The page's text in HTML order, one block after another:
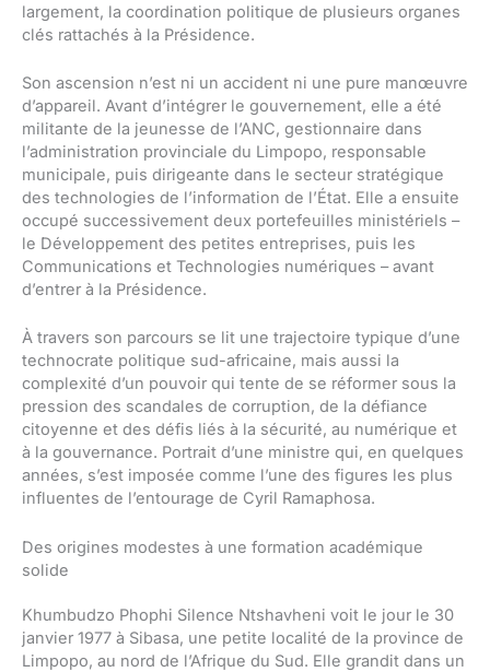
largement, la coordination politique de plusieurs organes
clés rattachés à la Présidence.
Son ascension n’est ni un accident ni une pure manœuvre
d’appareil. Avant d’intégrer le gouvernement, elle a été
militante de la jeunesse de l’ANC, gestionnaire dans
l’administration provinciale du Limpopo, responsable
municipale, puis dirigeante dans le secteur stratégique
des technologies de l’information de l’État. Elle a ensuite
occupé successivement deux portefeuilles ministériels –
le Développement des petites entreprises, puis les
Communications et Technologies numériques – avant
d’entrer à la Présidence.
À travers son parcours se lit une trajectoire typique d’une
technocrate politique sud-africaine, mais aussi la
complexité d’un pouvoir qui tente de se réformer sous la
pression des scandales de corruption, de la défiance
citoyenne et des défis liés à la sécurité, au numérique et
à la gouvernance. Portrait d’une ministre qui, en quelques
années, s’est imposée comme l’une des figures les plus
influentes de l’entourage de Cyril Ramaphosa.
Des origines modestes à une formation académique
solide
Khumbudzo Phophi Silence Ntshavheni voit le jour le 30
janvier 1977 à Sibasa, une petite localité de la province de
Limpopo, au nord de l’Afrique du Sud. Elle grandit dans un